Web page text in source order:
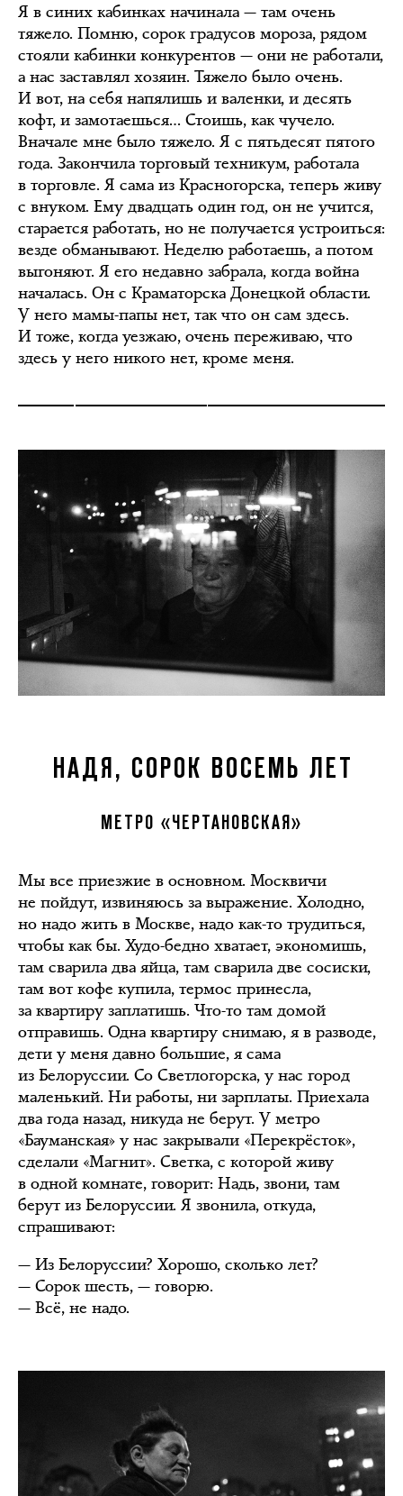
Я в синих кабинках начинала — там очень
тяжело. Помню, сорок градусов мороза, рядом
стояли кабинки конкурентов — они не работали,
а нас заставлял хозяин. Тяжело было очень.
И вот, на себя напялишь и валенки, и десять
кофт, и замотаешься… Стоишь, как чучело.
Вначале мне было тяжело. Я с пятьдесят пятого
года. Закончила торговый техникум, работала
в торговле. Я сама из Красногорска, теперь живу
с внуком. Ему двадцать один год, он не учится,
старается работать, но не получается устроиться:
везде обманывают. Неделю работаешь, а потом
выгоняют. Я его недавно забрала, когда война
началась. Он с Краматорска Донецкой области.
У него мамы-папы нет, так что он сам здесь.
И тоже, когда уезжаю, очень переживаю, что
здесь у него никого нет, кроме меня.
НАДЯ, СОРОК ВОСЕМЬ ЛЕТ
МЕТРО «ЧЕРТАНОВСКАЯ»
Мы все приезжие в основном. Москвичи
не пойдут, извиняюсь за выражение. Холодно,
но надо жить в Москве, надо как-то трудиться,
чтобы как бы. Худо-бедно хватает, экономишь,
там сварила два яйца, там сварила две сосиски,
там вот кофе купила, термос принесла,
за квартиру заплатишь. Что-то там домой
отправишь. Одна квартиру снимаю, я в разводе,
дети у меня давно большие, я сама
из Белоруссии. Со Светлогорска, у нас город
маленький. Ни работы, ни зарплаты. Приехала
два года назад, никуда не берут. У метро
«Бауманская» у нас закрывали «Перекрёсток»,
сделали «Магнит». Светка, с которой живу
в одной комнате, говорит: Надь, звони, там
берут из Белоруссии. Я звонила, откуда,
спрашивают:
— Из Белоруссии? Хорошо, сколько лет?
— Сорок шесть, — говорю.
— Всё, не надо.